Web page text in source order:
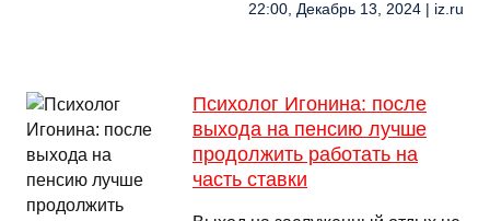
22:00, Декабрь 13, 2024 | iz.ru
Психолог Игонина: после
выхода на пенсию лучше
продолжить работать на
часть ставки